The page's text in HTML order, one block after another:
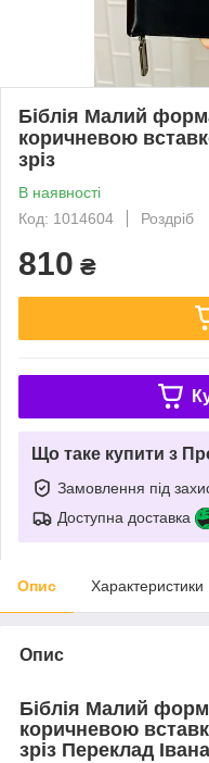
Біблія Малий
коричневою
зріз
В наявності
Код: 1014604
Роздріб
810 ₴
Що таке купити з
Замовлення під
Доступна доставка
Опис Характеристики
Опис
Біблія Малий
коричневою
зріз Переклад